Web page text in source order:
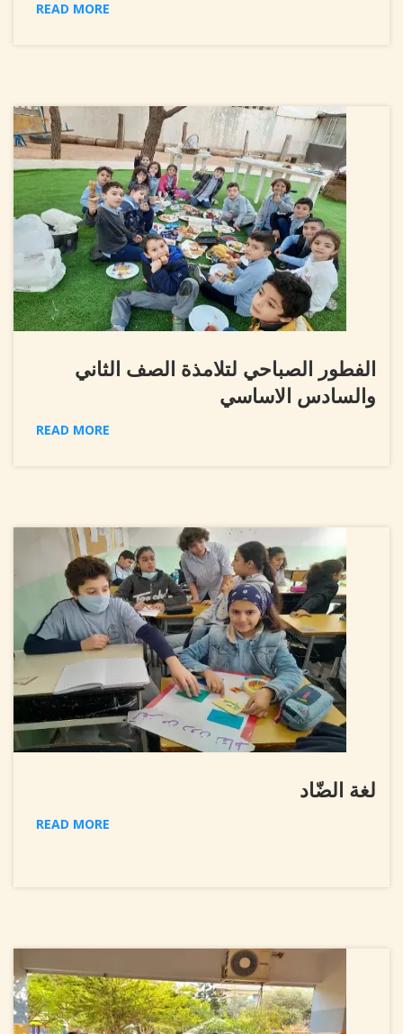
READ MORE
الفطور الصباحي لتلامذة الصف الثاني
والسادس الاساسي
READ MORE
لغة الضّاد
READ MORE